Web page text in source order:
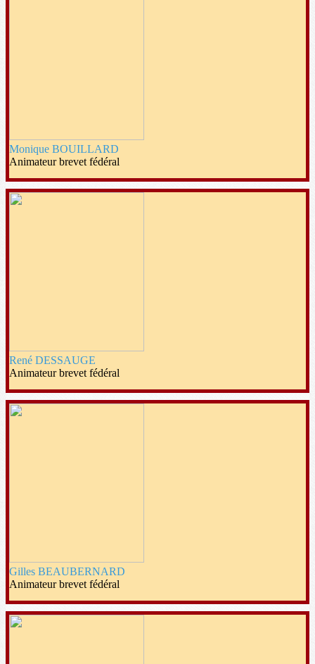
Monique BOUILLARD
Animateur brevet fédéral
René DESSAUGE
Animateur brevet fédéral
Gilles BEAUBERNARD
Animateur brevet fédéral